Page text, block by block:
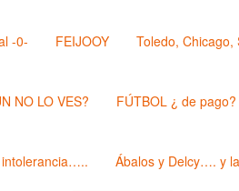
-0- FEIJOOY Toledo, Chicago,
NO LO VES? FÚTBOL ¿ de pago?
intolerancia….. Ábalos y Delcy…. y